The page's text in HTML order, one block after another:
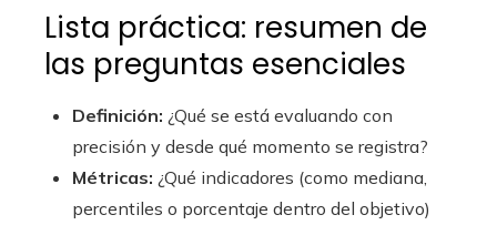
Lista práctica: resumen de
las preguntas esenciales
Definición: ¿Qué se está evaluando con
precisión y desde qué momento se registra?
Métricas: ¿Qué indicadores (como mediana,
percentiles o porcentaje dentro del objetivo)